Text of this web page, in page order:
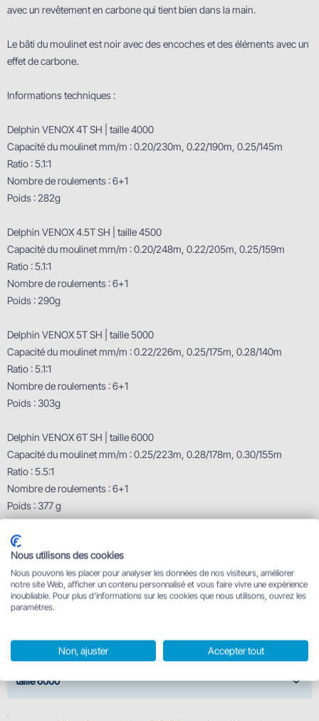
avec un revêtement en carbone qui tient bien dans la main.
Le bâti du moulinet est noir avec des encoches et des éléments avec un
effet de carbone.
Informations techniques :
Delphin VENOX 4T SH | taille 4000
Capacité du moulinet mm/m : 0.20/230m, 0.22/190m, 0.25/145m
Ratio : 5.1:1
Nombre de roulements : 6+1
Poids : 282g
Delphin VENOX 4.5T SH | taille 4500
Capacité du moulinet mm/m : 0.20/248m, 0.22/205m, 0.25/159m
Ratio : 5.1:1
Nombre de roulements : 6+1
Poids : 290g
Delphin VENOX 5T SH | taille 5000
Capacité du moulinet mm/m : 0.22/226m, 0.25/175m, 0.28/140m
Ratio : 5.1:1
Nombre de roulements : 6+1
Poids : 303g
Delphin VENOX 6T SH | taille 6000
Capacité du moulinet mm/m : 0.25/223m, 0.28/178m, 0.30/155m
Ratio : 5.5:1
Nombre de roulements : 6+1
Poids : 377 g
Caractéristiques techniques
taille 4000
taille 4500
taille 5000
taille 6000
Nous utilisons des cookies
Nous pouvons les placer pour analyser les données de nos visiteurs, améliorer
notre site Web, afficher un contenu personnalisé et vous faire vivre une expérience
inoubliable. Pour plus d'informations sur les cookies que nous utilisons, ouvrez les
paramètres.
Non, ajuster Accepter tout